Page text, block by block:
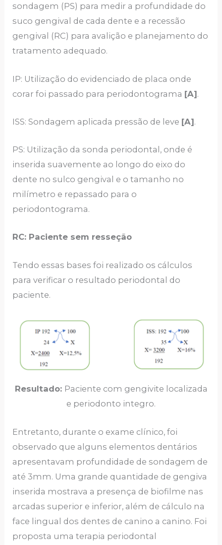
sondagem (PS) para medir a profundidade do
suco gengival de cada dente e a recessão
gengival (RC) para avalição e planejamento do
tratamento adequado.
IP: Utilização do evidenciado de placa onde
corar foi passado para periodontograma [A].
ISS: Sondagem aplicada pressão de leve [A].
PS: Utilização da sonda periodontal, onde é
inserida suavemente ao longo do eixo do
dente no sulco gengival e o tamanho no
milímetro e repassado para o
periodontograma.
RC: Paciente sem resseção
Tendo essas bases foi realizado os cálculos
para verificar o resultado periodontal do
paciente.
Resultado: Paciente com gengivite localizada
e periodonto integro.
Entretanto, durante o exame clínico, foi
observado que alguns elementos dentários
apresentavam profundidade de sondagem de
até 3mm. Uma grande quantidade de gengiva
inserida mostrava a presença de biofilme nas
arcadas superior e inferior, além de cálculo na
face lingual dos dentes de canino a canino. Foi
proposta uma terapia periodontal